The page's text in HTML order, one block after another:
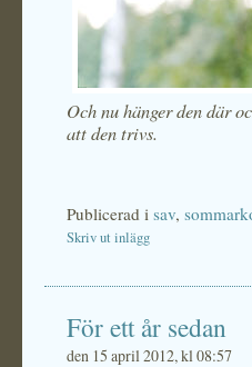
Och nu hänger den där
att den trivs.
Publicerad i sav,
Skriv ut inlägg
För ett år sedan
den 15 april 2012, kl 08:57